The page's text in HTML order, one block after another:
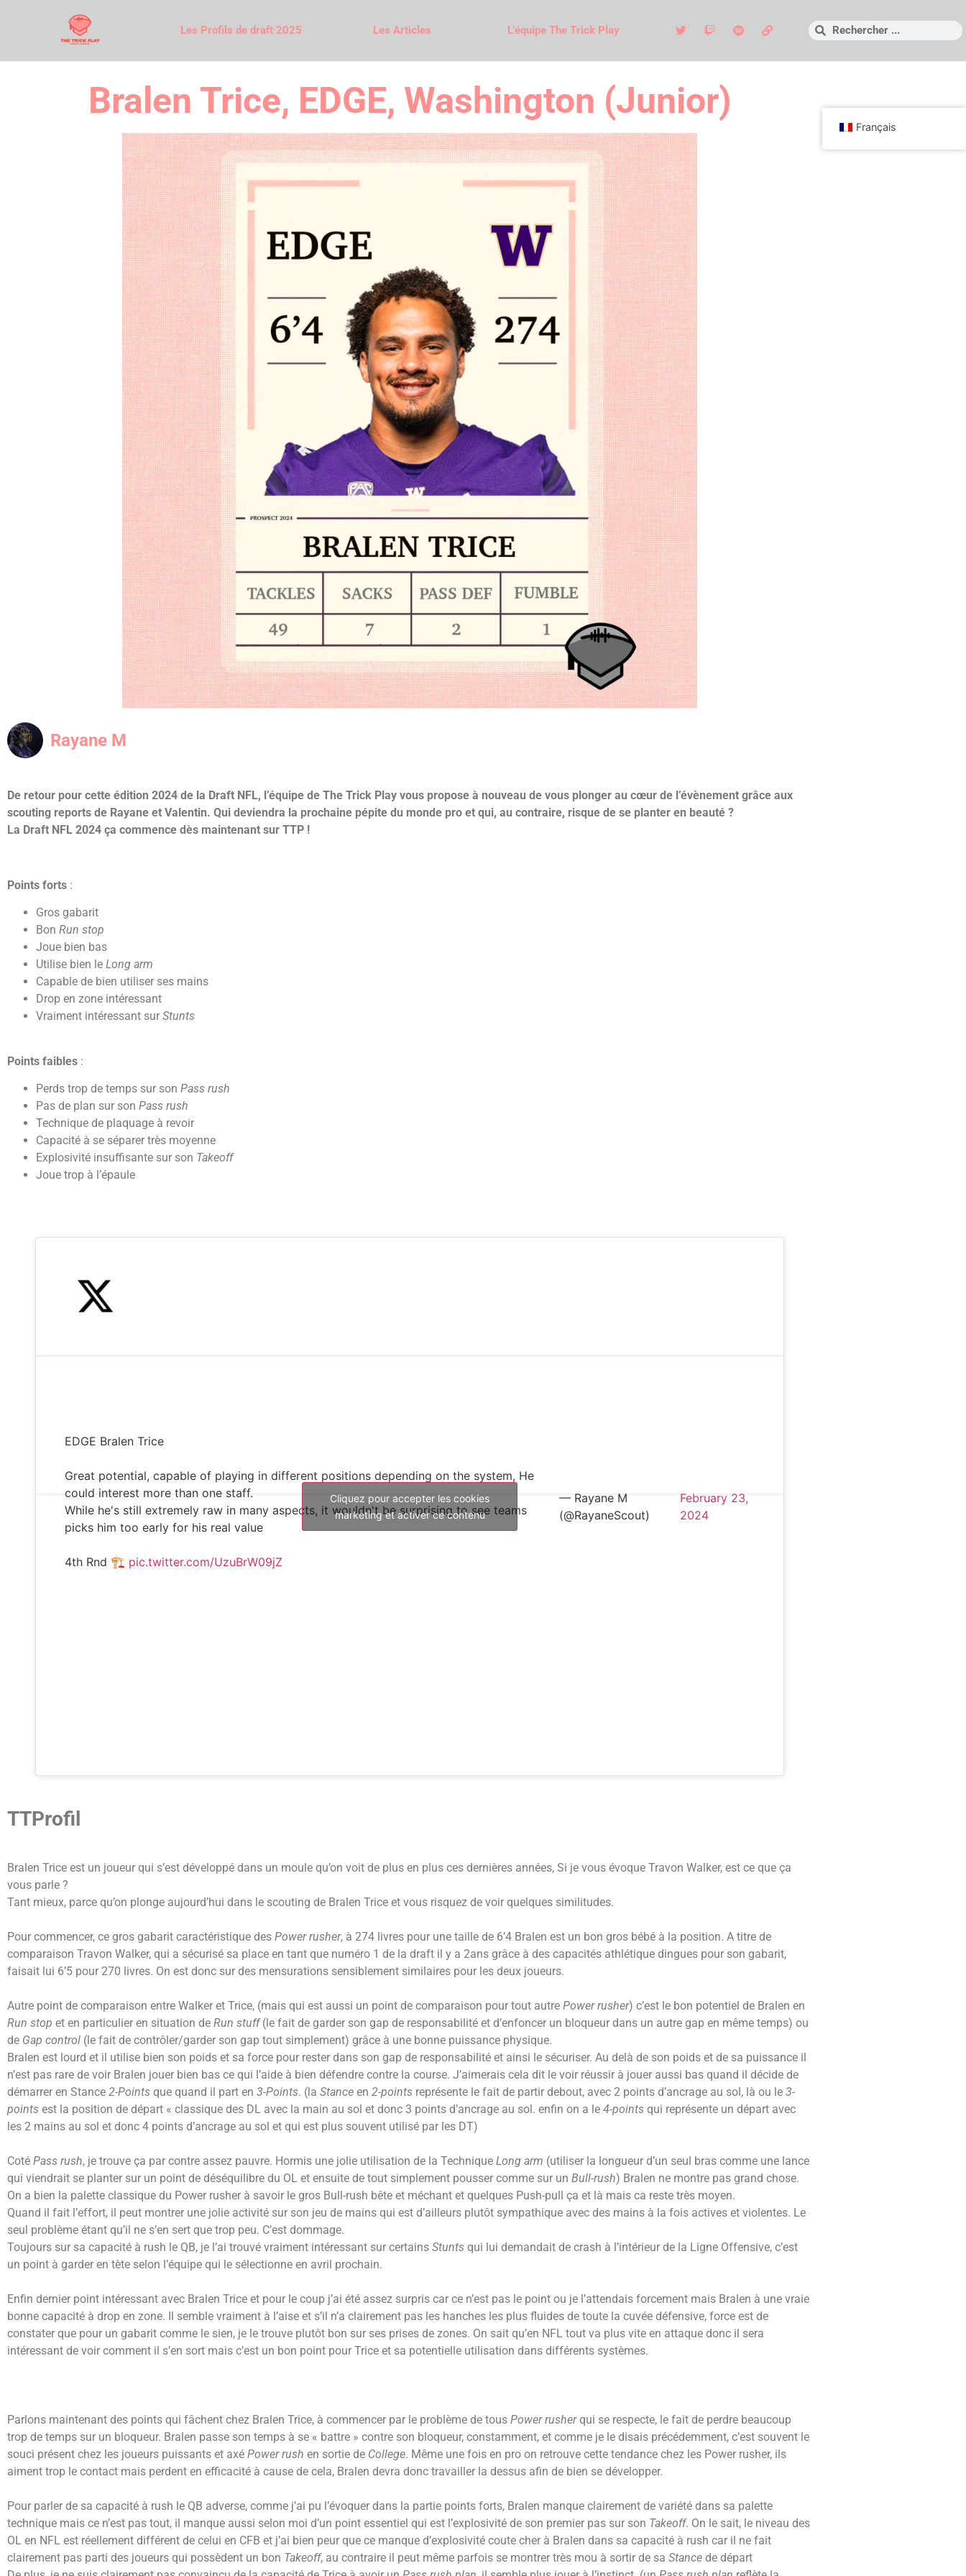
Les Profils de draft 2025 Les Articles L'équipe The Trick Play
Bralen Trice, EDGE, Washington (Junior)
Rayane M
De retour pour cette édition 2024 de la Draft NFL, l’équipe de The Trick Play vous propose à nouveau de vous plonger au cœur de l’évènement grâce aux
scouting reports de Rayane et Valentin. Qui deviendra la prochaine pépite du monde pro et qui, au contraire, risque de se planter en beauté ?
La Draft NFL 2024 ça commence dès maintenant sur TTP !
Points forts :
Gros gabarit
Bon Run stop
Joue bien bas
Utilise bien le Long arm
Capable de bien utiliser ses mains
Drop en zone intéressant
Vraiment intéressant sur Stunts
Points faibles :
Perds trop de temps sur son Pass rush
Pas de plan sur son Pass rush
Technique de plaquage à revoir
Capacité à se séparer très moyenne
Explosivité insuffisante sur son Takeoff
Joue trop à l’épaule
EDGE Bralen Trice
Great potential, capable of playing in different positions depending on the system, He
could interest more than one staff.
While he's still extremely raw in many aspects, it wouldn't be surprising to see teams
picks him too early for his real value
4th Rnd 🏗 pic.twitter.com/UzuBrW09jZ
— Rayane M
(@RayaneScout)
February 23,
2024
Cliquez pour accepter les cookies
marketing et activer ce contenu
TTProfil
Bralen Trice est un joueur qui s’est développé dans un moule qu’on voit de plus en plus ces dernières années, Si je vous évoque Travon Walker, est ce que ça
vous parle ?
Tant mieux, parce qu’on plonge aujourd’hui dans le scouting de Bralen Trice et vous risquez de voir quelques similitudes.
Pour commencer, ce gros gabarit caractéristique des Power rusher, à 274 livres pour une taille de 6’4 Bralen est un bon gros bébé à la position. A titre de
comparaison Travon Walker, qui a sécurisé sa place en tant que numéro 1 de la draft il y a 2ans grâce à des capacités athlétique dingues pour son gabarit,
faisait lui 6’5 pour 270 livres. On est donc sur des mensurations sensiblement similaires pour les deux joueurs.
Autre point de comparaison entre Walker et Trice, (mais qui est aussi un point de comparaison pour tout autre Power rusher) c’est le bon potentiel de Bralen en
Run stop et en particulier en situation de Run stuff(le fait de garder son gap de responsabilité et d’enfoncer un bloqueur dans un autre gap en même temps) ou
de Gap control (le fait de contrôler/garder son gap tout simplement) grâce à une bonne puissance physique.
Bralen est lourd et il utilise bien son poids et sa force pour rester dans son gap de responsabilité et ainsi le sécuriser. Au delà de son poids et de sa puissance il
n’est pas rare de voir Bralen jouer bien bas ce qui l’aide à bien défendre contre la course. J’aimerais cela dit le voir réussir à jouer aussi bas quand il décide de
démarrer en Stance 2-Points que quand il part en 3-Points. (la Stance en 2-points représente le fait de partir debout, avec 2 points d’ancrage au sol, là ou le 3-
points est la position de départ « classique des DL avec la main au sol et donc 3 points d’ancrage au sol. enfin on a le 4-points qui représente un départ avec
les 2 mains au sol et donc 4 points d’ancrage au sol et qui est plus souvent utilisé par les DT)
Coté Pass rush, je trouve ça par contre assez pauvre. Hormis une jolie utilisation de la Technique Long arm (utiliser la longueur d’un seul bras comme une lance
qui viendrait se planter sur un point de déséquilibre du OL et ensuite de tout simplement pousser comme sur un Bull-rush) Bralen ne montre pas grand chose.
On a bien la palette classique du Power rusher à savoir le gros Bull-rush bête et méchant et quelques Push-pull ça et là mais ca reste très moyen.
Quand il fait l’effort, il peut montrer une jolie activité sur son jeu de mains qui est d’ailleurs plutôt sympathique avec des mains à la fois actives et violentes. Le
seul problème étant qu’il ne s’en sert que trop peu. C’est dommage.
Toujours sur sa capacité à rush le QB, je l’ai trouvé vraiment intéressant sur certains Stunts qui lui demandait de crash à l’intérieur de la Ligne Offensive, c’est
un point à garder en tète selon l’équipe qui le sélectionne en avril prochain.
Enfin dernier point intéressant avec Bralen Trice et pour le coup j’ai été assez surpris car ce n’est pas le point ou je l’attendais forcement mais Bralen à une vraie
bonne capacité à drop en zone. Il semble vraiment à l’aise et s’il n’a clairement pas les hanches les plus fluides de toute la cuvée défensive, force est de
constater que pour un gabarit comme le sien, je le trouve plutôt bon sur ses prises de zones. On sait qu’en NFL tout va plus vite en attaque donc il sera
intéressant de voir comment il s’en sort mais c’est un bon point pour Trice et sa potentielle utilisation dans différents systèmes.
Parlons maintenant des points qui fâchent chez Bralen Trice, à commencer par le problème de tous Power rusherqui se respecte, le fait de perdre beaucoup
trop de temps sur un bloqueur. Bralen passe son temps à se « battre » contre son bloqueur, constamment, et comme je le disais précédemment, c’est souvent le
souci présent chez les joueurs puissants et axé Power rush en sortie de College. Même une fois en pro on retrouve cette tendance chez les Power rusher, ils
aiment trop le contact mais perdent en efficacité à cause de cela, Bralen devra donc travailler la dessus afin de bien se développer.
Pour parler de sa capacité à rush le QB adverse, comme j’ai pu l’évoquer dans la partie points forts, Bralen manque clairement de variété dans sa palette
technique mais ce n’est pas tout, il manque aussi selon moi d’un point essentiel qui est l’explosivité de son premier pas sur son Takeoff. On le sait, le niveau des
OL en NFL est réellement différent de celui en CFB et j’ai bien peur que ce manque d’explosivité coute cher à Bralen dans sa capacité à rush car il ne fait
clairement pas parti des joueurs qui possèdent un bon Takeoff, au contraire il peut même parfois se montrer très mou à sortir de sa Stance de départ
Français